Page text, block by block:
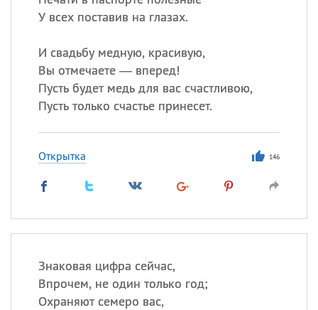
У всех поставив на глазах.
И свадьбу медную, красивую,
Вы отмечаете — вперед!
Пусть будет медь для вас счастливою,
Пусть только счастье принесет.
Открытка 146
Знаковая цифра сейчас,
Впрочем, не один только год;
Охраняют семеро вас,